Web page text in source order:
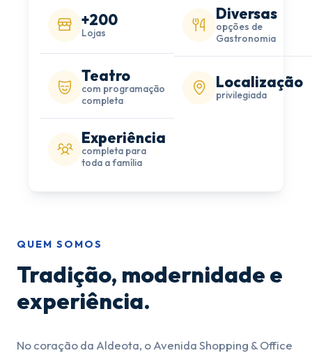
+200
Lojas
Diversas
opções de
Gastronomia
Teatro
com programação
completa
Localização
privilegiada
Experiência
completa para
toda a família
QUEM SOMOS
Tradição, modernidade e
experiência.
No coração da Aldeota, o Avenida Shopping & Office